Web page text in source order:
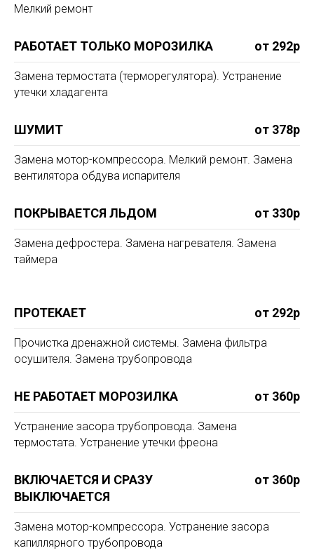
Мелкий ремонт
РАБОТАЕТ ТОЛЬКО МОРОЗИЛКА от 292р
Замена термостата (терморегулятора). Устранение
утечки хладагента
ШУМИТ от 378р
Замена мотор-компрессора. Мелкий ремонт. Замена
вентилятора обдува испарителя
ПОКРЫВАЕТСЯ ЛЬДОМ от 330р
Замена дефростера. Замена нагревателя. Замена
таймера
ПРОТЕКАЕТ от 292р
Прочистка дренажной системы. Замена фильтра
осушителя. Замена трубопровода
НЕ РАБОТАЕТ МОРОЗИЛКА от 360р
Устранение засора трубопровода. Замена
термостата. Устранение утечки фреона
ВКЛЮЧАЕТСЯ И СРАЗУ
ВЫКЛЮЧАЕТСЯ
от 360р
Замена мотор-компрессора. Устранение засора
капиллярного трубопровода